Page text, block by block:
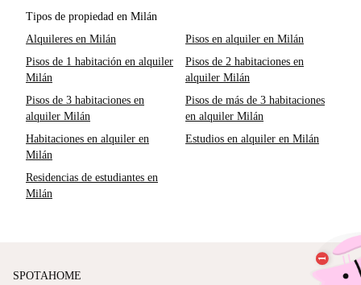
Tipos de propiedad en Milán
Alquileres en Milán
Pisos en alquiler en Milán
Pisos de 1 habitación en alquiler
Milán
Pisos de 2 habitaciones en
alquiler Milán
Pisos de 3 habitaciones en
alquiler Milán
Pisos de más de 3 habitaciones
en alquiler Milán
Habitaciones en alquiler en
Milán
Estudios en alquiler en Milán
Residencias de estudiantes en
Milán
SPOTAHOME